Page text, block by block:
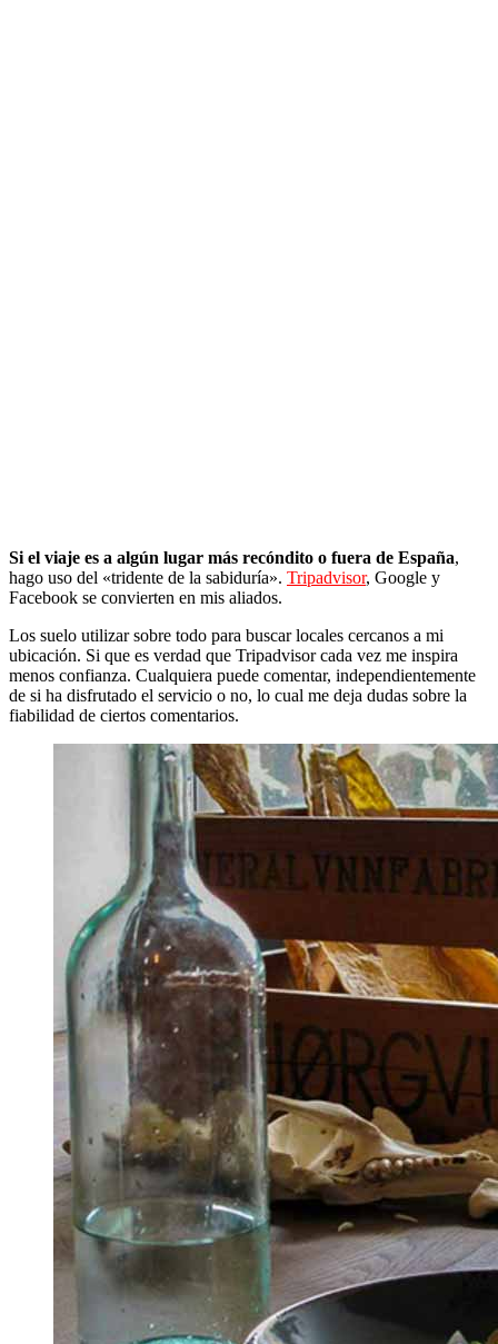
Si el viaje es a algún lugar más recóndito o fuera de España,
hago uso del «tridente de la sabiduría». Tripadvisor, Google y
Facebook se convierten en mis aliados.
Los suelo utilizar sobre todo para buscar locales cercanos a mi
ubicación. Si que es verdad que Tripadvisor cada vez me inspira
menos confianza. Cualquiera puede comentar, independientemente
de si ha disfrutado el servicio o no, lo cual me deja dudas sobre la
fiabilidad de ciertos comentarios.